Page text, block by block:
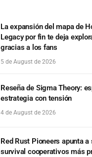
La expansión del mapa de
Legacy por fin te deja
gracias a los fans
5 de August de 2026
Reseña de Sigma Theory:
estrategia con tensión
4 de August de 2026
Red Rust Pioneers apunta a
survival cooperativos más